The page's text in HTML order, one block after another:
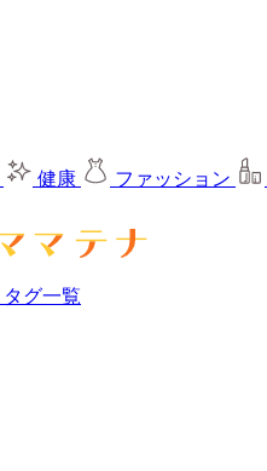
健康 ファッション
タグ一覧